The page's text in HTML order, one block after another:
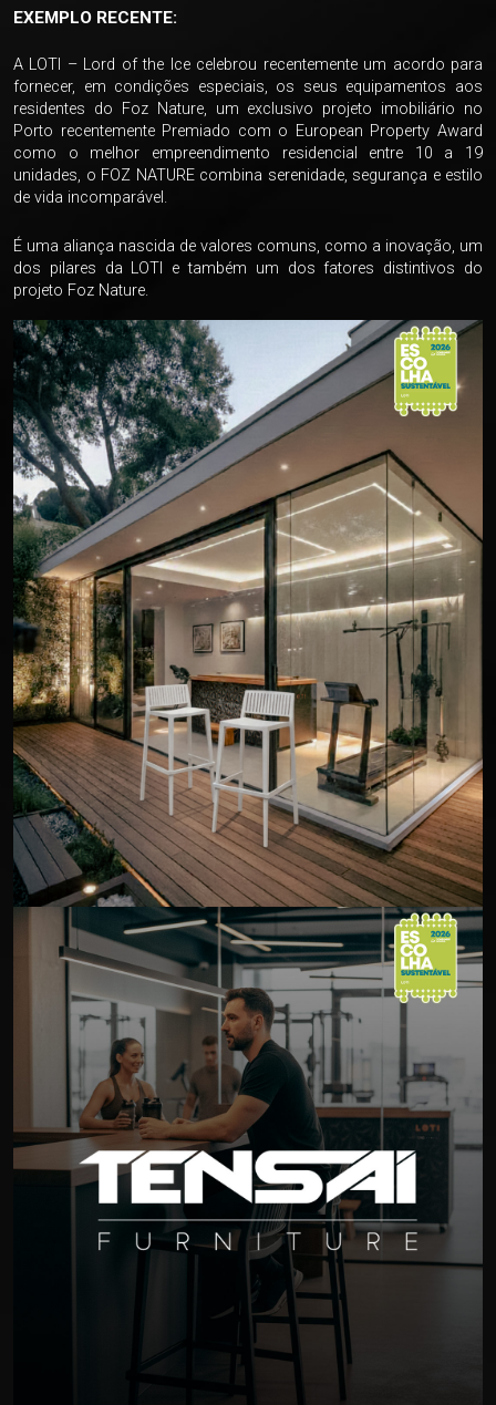
EXEMPLO RECENTE:
A LOTI – Lord of the Ice celebrou recentemente um acordo para
fornecer, em condições especiais, os seus equipamentos aos
residentes do Foz Nature, um exclusivo projeto imobiliário no
Porto recentemente Premiado com o European Property Award
como o melhor empreendimento residencial entre 10 a 19
unidades, o FOZ NATURE combina serenidade, segurança e estilo
de vida incomparável.
É uma aliança nascida de valores comuns, como a inovação, um
dos pilares da LOTI e também um dos fatores distintivos do
projeto Foz Nature.